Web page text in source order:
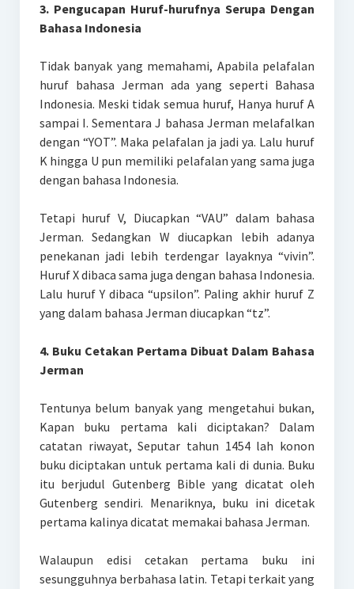
3. Pengucapan Huruf-hurufnya Serupa Dengan
Bahasa Indonesia
Tidak banyak yang memahami, Apabila pelafalan
huruf bahasa Jerman ada yang seperti Bahasa
Indonesia. Meski tidak semua huruf, Hanya huruf A
sampai I. Sementara J bahasa Jerman melafalkan
dengan “YOT”. Maka pelafalan ja jadi ya. Lalu huruf
K hingga U pun memiliki pelafalan yang sama juga
dengan bahasa Indonesia.
Tetapi huruf V, Diucapkan “VAU” dalam bahasa
Jerman. Sedangkan W diucapkan lebih adanya
penekanan jadi lebih terdengar layaknya “vivin”.
Huruf X dibaca sama juga dengan bahasa Indonesia.
Lalu huruf Y dibaca “upsilon”. Paling akhir huruf Z
yang dalam bahasa Jerman diucapkan “tz”.
4. Buku Cetakan Pertama Dibuat Dalam Bahasa
Jerman
Tentunya belum banyak yang mengetahui bukan,
Kapan buku pertama kali diciptakan? Dalam
catatan riwayat, Seputar tahun 1454 lah konon
buku diciptakan untuk pertama kali di dunia. Buku
itu berjudul Gutenberg Bible yang dicatat oleh
Gutenberg sendiri. Menariknya, buku ini dicetak
pertama kalinya dicatat memakai bahasa Jerman.
Walaupun edisi cetakan pertama buku ini
sesungguhnya berbahasa latin. Tetapi terkait yang